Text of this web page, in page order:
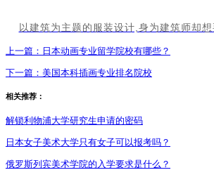
以建筑为主题的服装设计,身为建筑师却
上一篇： 日本动画专业留学院校有哪些？
下一篇： 美国本科插画专业排名院校
相关推荐：
解锁利物浦大学研究生申请的密码
日本女子美术大学只有女子可以报考吗？
俄罗斯列宾美术学院的入学要求是什么？